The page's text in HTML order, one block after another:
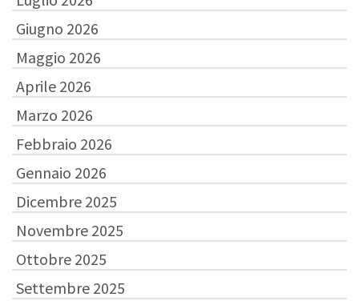
Giugno 2026
Maggio 2026
Aprile 2026
Marzo 2026
Febbraio 2026
Gennaio 2026
Dicembre 2025
Novembre 2025
Ottobre 2025
Settembre 2025